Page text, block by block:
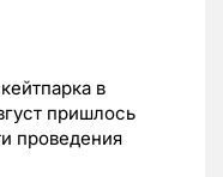
в
пришлось
проведения